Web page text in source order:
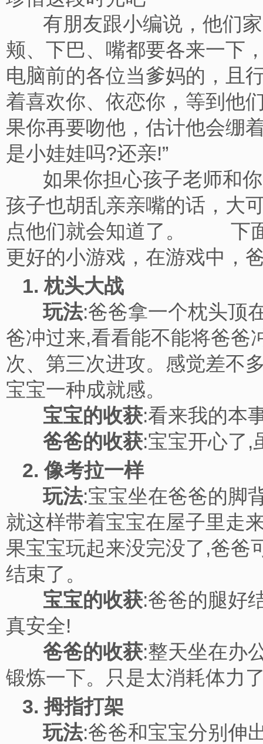
有朋友跟小编说，他们家
颊、下巴、嘴都要各来一下
电脑前的各位当爹妈的，且
着喜欢你、依恋你，等到他
果你再要吻他，估计他会绷
是小娃娃吗?还亲!”
如果你担心孩子老师和你
孩子也胡乱亲亲嘴的话，大
点他们就会知道了。 下面
更好的小游戏，在游戏中
1. 枕头大战
玩法:爸爸拿一个枕头顶
爸冲过来,看看能不能将爸爸
次、第三次进攻。感觉差不
宝宝一种成就感。
宝宝的收获:看来我的
爸爸的收获:宝宝开心
2. 像考拉一样
玩法:宝宝坐在爸爸的脚
就这样带着宝宝在屋子里走
果宝宝玩起来没完没了,爸爸
结束了。
宝宝的收获:爸爸的腿好
真安全!
爸爸的收获:整天坐在办
锻炼一下。只是太消耗体
3. 拇指打架
玩法:爸爸和宝宝分别伸